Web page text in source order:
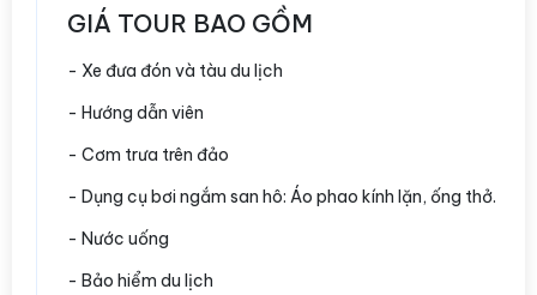
GIÁ TOUR BAO GỒM
- Xe đưa đón và tàu du lịch
- Hướng dẫn viên
- Cơm trưa trên đảo
- Dụng cụ bơi ngắm san hô: Áo phao kính lặn, ống thở.
- Nước uống
- Bảo hiểm du lịch